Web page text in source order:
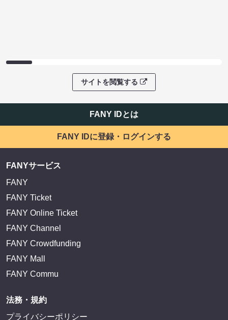
サイトを閲覧する
FANY IDとは
FANY IDに登録・ログインする
FANYサービス
FANY
FANY Ticket
FANY Online Ticket
FANY Channel
FANY Crowdfunding
FANY Mall
FANY Commu
法務・規約
プライバシーポリシー